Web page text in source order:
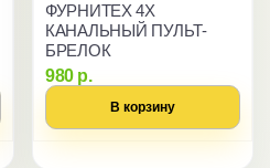
ФУРНИТЕХ 4Х
КАНАЛЬНЫЙ ПУЛЬТ-
БРЕЛОК
980 р.
В корзину